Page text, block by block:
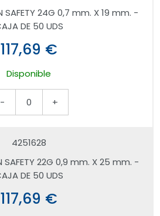
SAFETY 24G 0,7 mm. X 19 mm. -
DE 50 UDS
117,69 €
Disponible
- 0 +
4251628
SAFETY 22G 0,9 mm. X 25 mm. -
DE 50 UDS
117,69 €